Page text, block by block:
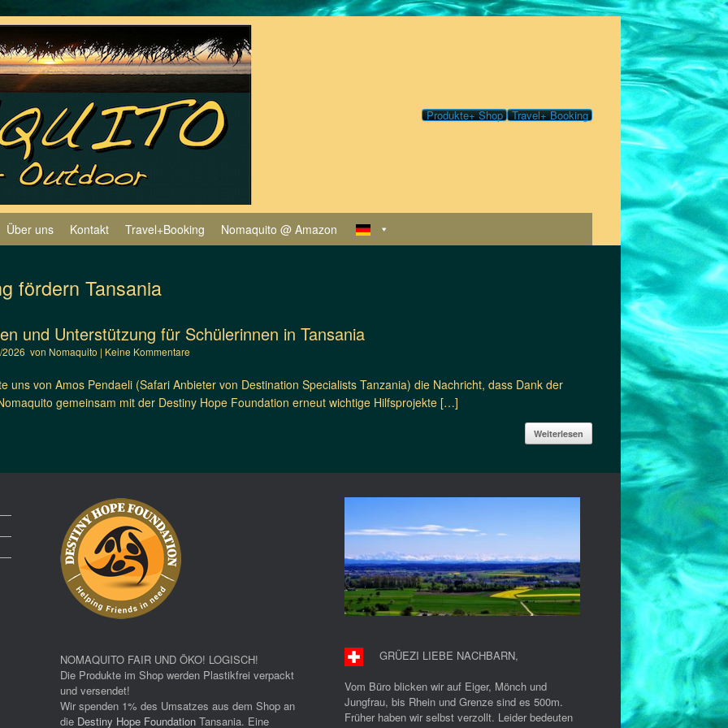
Produkte+ Shop Travel+ Booking
Über uns Kontakt Travel+Booking Nomaquito @ Amazon
fördern Tansania
und Unterstützung für Schülerinnen in Tansania
2026 von Nomaquito | Keine Kommentare
uns von Amos Pendaeli (Safari Anbieter von Destination Specialists Tanzania) die Nachricht, dass Dank der
gemeinsam mit der Destiny Hope Foundation erneut wichtige Hilfsprojekte […]
Weiterlesen
NOMAQUITO FAIR UND ÖKO! LOGISCH!
Die Produkte im Shop werden Plastikfrei verpackt
und versendet!
Wir spenden 1% des Umsatzes aus dem Shop an
die Destiny Hope Foundation Tansania. Eine
GRÜEZI LIEBE NACHBARN,
Vom Büro blicken wir auf Eiger, Mönch und
Jungfrau, bis Rhein und Grenze sind es 500m.
Früher haben wir selbst verzollt. Leider bedeuten